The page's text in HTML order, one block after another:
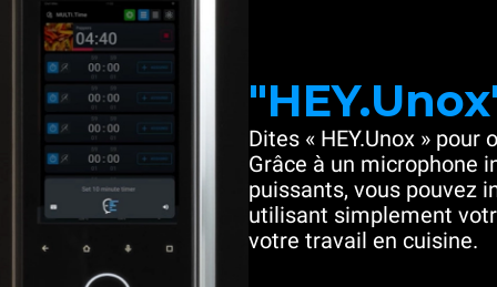
Dites « HEY.Unox »
Grâce à un microphone
puissants, vous pouvez
utilisant simplement
votre travail en cuisine.